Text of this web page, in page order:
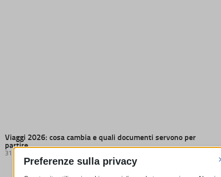
Viaggi 2026: cosa cambia e quali documenti servono per
partire
31 Luglio 2026
Preferenze sulla privacy